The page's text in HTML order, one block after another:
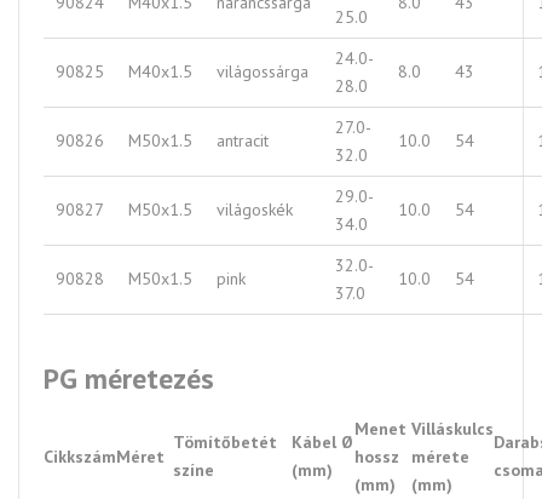
25.0
90825 M40x1.5 világossárga
24.0-
28.0
8.0 43
90826 M50x1.5 antracit
27.0-
32.0
10.0 54
90827 M50x1.5 világoskék
29.0-
34.0
10.0 54
90828 M50x1.5 pink
32.0-
37.0
10.0 54
PG méretezés
CikkszámMéret
Tömítőbetét
színe
Kábel Ø
(mm)
Menet
hossz
(mm)
Villáskulcs
mérete
(mm)